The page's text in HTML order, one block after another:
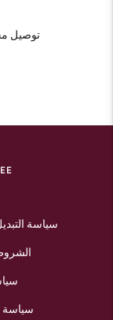
توصيل
سياسة
سياسة